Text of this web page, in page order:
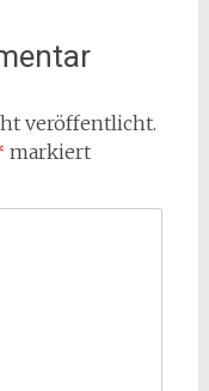
veröffentlicht.
markiert